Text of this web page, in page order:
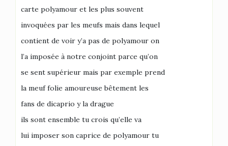
carte polyamour et les plus souvent
invoquées par les meufs mais dans lequel
contient de voir y’a pas de polyamour on
l’a imposée à notre conjoint parce qu’on
se sent supérieur mais par exemple prend
la meuf folie amoureuse bêtement les
fans de dicaprio y la drague
ils sont ensemble tu crois qu’elle va
lui imposer son caprice de polyamour tu